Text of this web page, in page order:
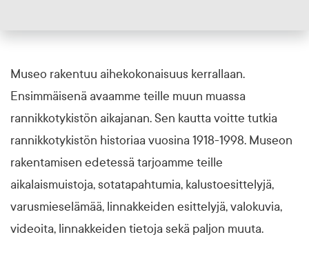
Museo rakentuu aihekokonaisuus kerrallaan.
Ensimmäisenä avaamme teille muun muassa
rannikkotykistön aikajanan. Sen kautta voitte tutkia
rannikkotykistön historiaa vuosina 1918-1998. Museon
rakentamisen edetessä tarjoamme teille
aikalaismuistoja, sotatapahtumia, kalustoesittelyjä,
varusmieselämää, linnakkeiden esittelyjä, valokuvia,
videoita, linnakkeiden tietoja sekä paljon muuta.